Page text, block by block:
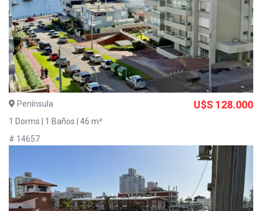
Península U$S 128.000
1 Dorms | 1 Baños | 46 m²
# 14657